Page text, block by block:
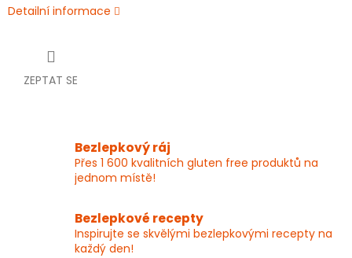
Detailní informace
ZEPTAT SE
Bezlepkový ráj
Přes 1 600 kvalitních gluten free produktů na
jednom místě!
Bezlepkové recepty
Inspirujte se skvělými bezlepkovými recepty na
každý den!